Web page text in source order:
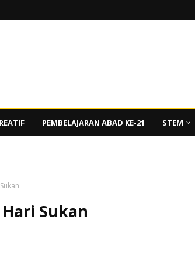
PEMBELAJARAN ABAD KE-21 STEM
Sukan